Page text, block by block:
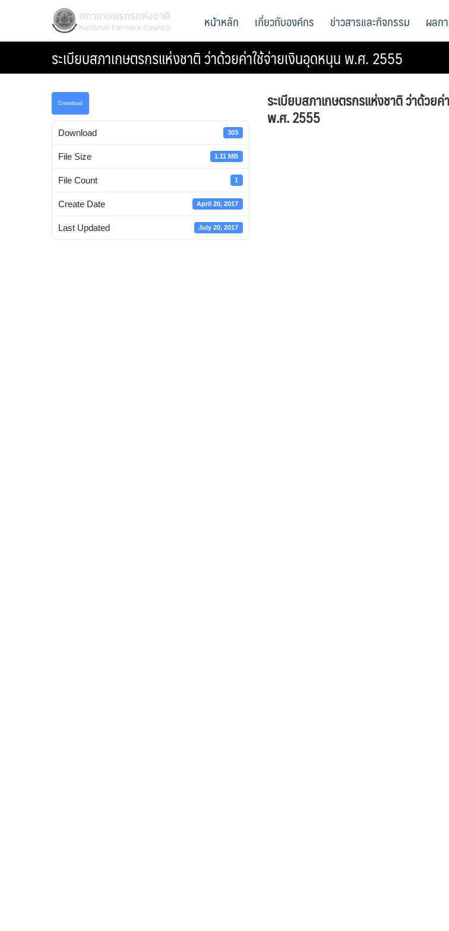
สภาเกษตรกรแห่งชาติ
National Farmers Council หน้าหลัก เกี่ยวกับองค์กร ข่าวสารและกิจกรรม ผลก
ระเบียบสภาเกษตรกรแห่งชาติ ว่าด้วยค่าใช้จ่ายเงินอุดหนุน พ.ศ. 2555
Download
Download 303
File Size 1.11 MB
File Count 1
Create Date April 20, 2017
Last Updated July 20, 2017
ระเบียบสภาเกษตรกรแห่งชาติ ว่าด้วยค่
พ.ศ. 2555